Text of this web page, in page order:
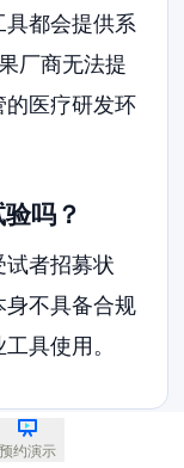
都会提供系
厂商无法提
的医疗研发环
吗？
者招募状
身不具备合规
具使用。
预约演示